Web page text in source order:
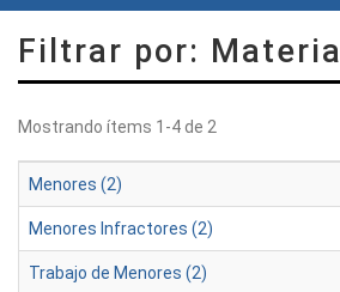
Filtrar por: Materia
Mostrando ítems 1-4 de 2
Menores (2)
Menores Infractores (2)
Trabajo de Menores (2)